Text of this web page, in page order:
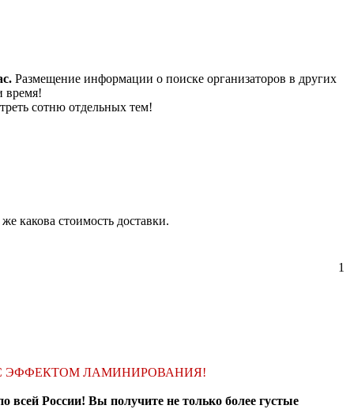
Размещение информации о поиске организаторов в других
время!
сотню отдельных тем!
какова стоимость доставки.
1
ЭФФЕКТОМ ЛАМИНИРОВАНИЯ!
всей России! Вы получите не только более густые